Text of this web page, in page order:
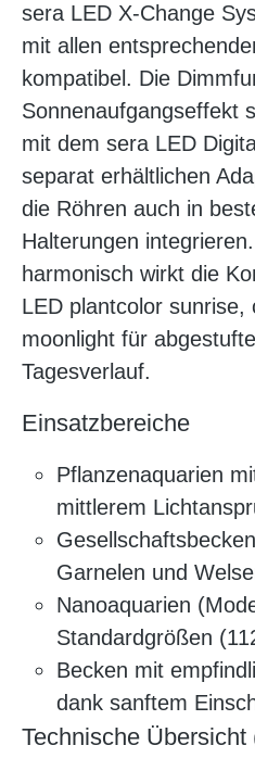
sera LED X-Change
mit allen
kompatibel. Die
Sonnenaufgangseffekt
mit dem sera LED
separat erhältlichen
die Röhren auch in
Halterungen
harmonisch wirkt die
LED plantcolor sunrise,
moonlight für
Tagesverlauf.
Einsatzbereiche
Pflanzenaquarien
mittlerem
Garnelen und
Nanoaquarien
Standardgrößen
Becken mit
dank sanftem
Technische